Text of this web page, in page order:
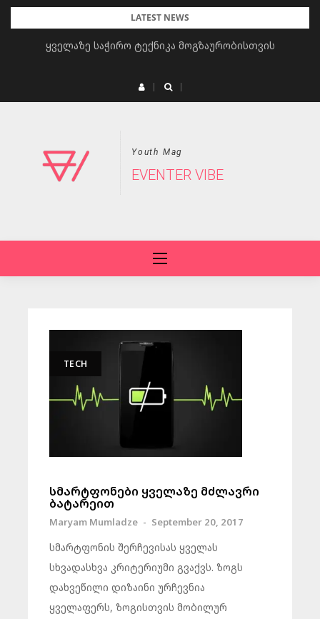
Skip
LATEST NEWS
ყველაზე საჭირო ტექნიკა მოგზაურობისთვის
Youth Mag
EVENTER VIBE
TECH
სმარტფონები ყველაზე მძლავრი
ბატარეით
Maryam Mumladze - September 20, 2017
სმარტფონის შერჩევისას ყველას
სხვადასხვა კრიტერიუმი გვაქვს. ზოგს
დახვეწილი დიზაინი ურჩევნია
ყველაფერს, ზოგისთვის მობილურ